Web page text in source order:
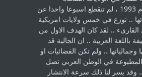
الامريكية منذ عام 1993 ، لم ‏تنقطع اسبوعا واحدا عن
.. توزع في خمس ولايات امريكية
القارىء ..‏ لقد كان الهدف الاول من
باللغة العربية .. ان الجالية قد
.. ولم تكن الفضائيات او
في الوطن ‏العربي تصل
وقد يسر لنا ذلك سرعة الانتشار